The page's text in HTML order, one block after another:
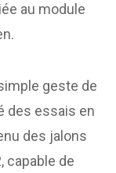
au module
geste de
des essais en
des jalons
capable de